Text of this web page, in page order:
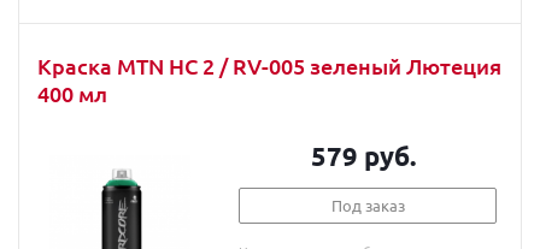
Краска MTN HC 2 / RV-005 зеленый Лютеция
400 мл
579 руб.
Под заказ